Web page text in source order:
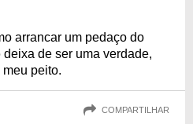
arrancar um pedaço do
de ser uma verdade,
peito.
COMPARTILHAR